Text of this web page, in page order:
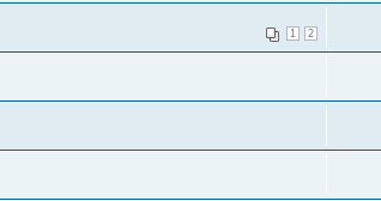
1 2